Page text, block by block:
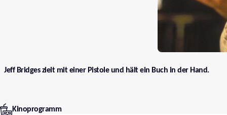
Jeff Bridges zielt mit einer Pistole und hält ein Buch in der Hand.
Kinoprogramm